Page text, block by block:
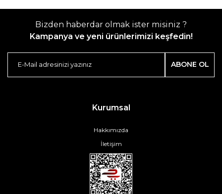
Bizden haberdar olmak ister misiniz ?
Kampanya ve yeni ürünlerimizi keşfedin!
ABONE OL
Kurumsal
Hakkımızda
İletişim